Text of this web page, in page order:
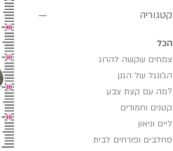
קטגוריה
הכל
צמחים שקשה להרוג
הג'ונגל של הגנן
?מה עם קצת צבע
קטנים וחמודים
ליים וניאון
סחלבים ופורחים לבית